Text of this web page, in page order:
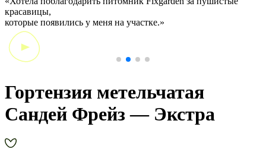
красавицы,
которые появились у меня на участке.»
Гортензия метельчатая
Сандей Фрейз — Экстра